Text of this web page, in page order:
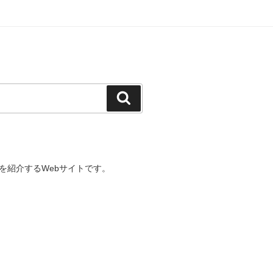
索
紹介するWebサイトです。